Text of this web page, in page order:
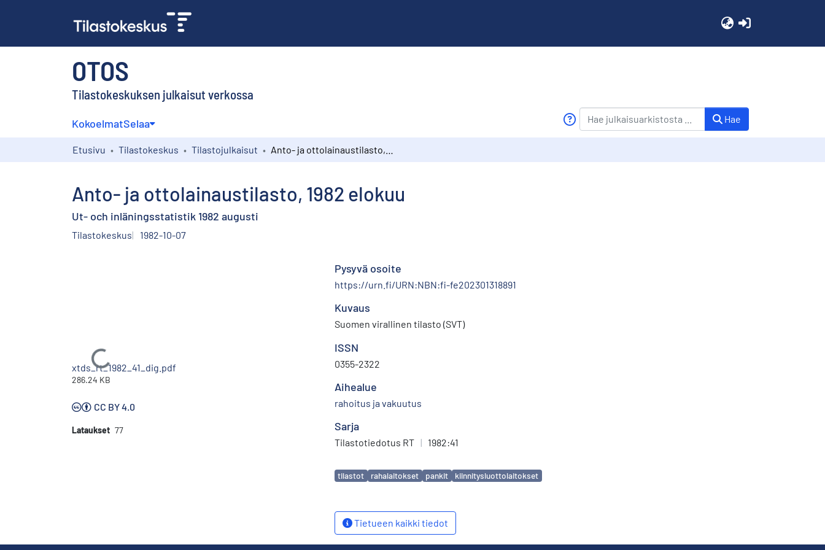
OTOS
Tilastokeskuksen julkaisut verkossa
KokoelmatSelaa Hae
Etusivu Tilastokeskus Tilastojulkaisut
Anto- ja ottolainaustilasto, 1982 elokuu
Ut- och inläningsstatistik 1982 augusti
Tilastokeskus 1982-10-07
Ladataan...
xtds_rt_1982_41_dig.pdf
286.24 KB
CC BY 4.0
Lataukset 77
Pysyvä osoite
https://urn.fi/URN:NBN:fi-fe202301318891
Kuvaus
Suomen virallinen tilasto (SVT)
ISSN
0355-2322
Aihealue
rahoitus ja vakuutus
Sarja
Tilastotiedotus RT | 1982:41
Avainsanat
tilastot rahalaitokset pankit kiinnitysluottolaitokset
Tietueen kaikki tiedot